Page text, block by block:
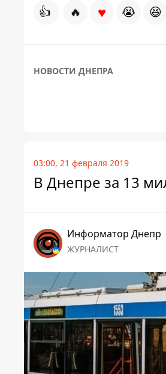
👍 🔥 ♥ 😭 😆
НОВОСТИ ДНЕПРА
03:00, 21 февраля 2019
В Днепре за 13
Информатор Днепр
ЖУРНАЛИСТ